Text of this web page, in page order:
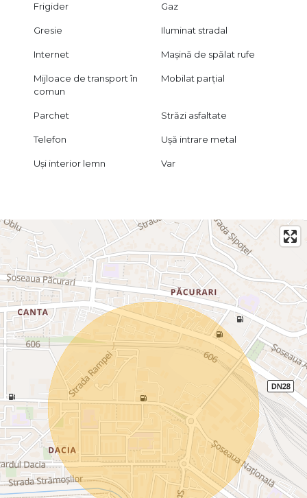
Frigider Gaz
Gresie Iluminat stradal
Internet Mașină de spălat rufe
Mijloace de transport în
comun
Mobilat parțial
Parchet Străzi asfaltate
Telefon Ușă intrare metal
Uși interior lemn Var